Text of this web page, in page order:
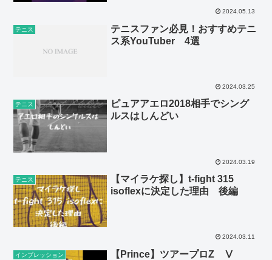
2024.05.13
テニス
テニスファン必見！おすすめテニ
ス系YouTuber 4選
2024.03.25
テニス
ピュアアエロ2018相手でシング
ルスはしんどい
2024.03.19
テニス
【マイラケ探し】t-fight 315
isoflexに決定した理由 後編
2024.03.11
インプレッション
【Prince】ツアープロZ Ⅴ